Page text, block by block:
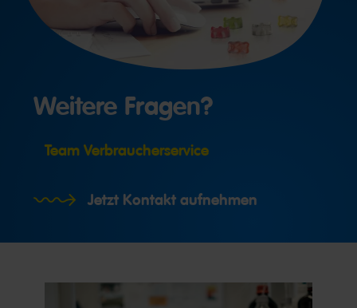
Weitere Fragen?
Team Verbraucherservice
Jetzt Kontakt aufnehmen